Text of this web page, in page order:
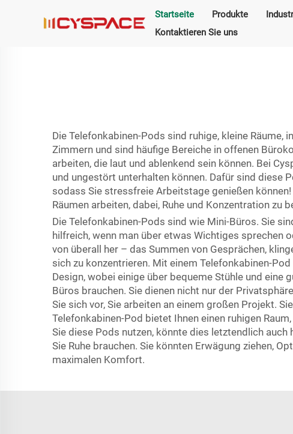
Startseite Produkte
Kontaktieren Sie uns
Die Telefonkabinen-Pods sind ruhige, kleine Räume,
Zimmern und sind häufige Bereiche in offenen
arbeiten, die laut und ablenkend sein können. Bei
und ungestört unterhalten können. Dafür sind diese
sodass Sie stressfreie Arbeitstage genießen
Räumen arbeiten, dabei, Ruhe und Konzentration zu
Die Telefonkabinen-Pods sind wie Mini-Büros. Sie
hilfreich, wenn man über etwas Wichtiges sprechen
von überall her – das Summen von Gesprächen,
sich zu konzentrieren. Mit einem Telefonkabinen-
Design, wobei einige über bequeme Stühle und eine
Büros brauchen. Sie dienen nicht nur der
Sie sich vor, Sie arbeiten an einem großen Projekt.
Telefonkabinen-Pod bietet Ihnen einen ruhigen
Sie diese Pods nutzen, könnte dies letztendlich auch
Sie Ruhe brauchen. Sie könnten Erwägung ziehen,
maximalen Komfort.